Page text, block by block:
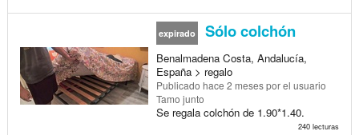
expirado Sólo colchón
Benalmadena Costa, Andalucía,
España > regalo
Publicado hace 2 mesespor el usuario
Tamo junto
Se regala colchón de 1.90*1.40.
240 lecturas